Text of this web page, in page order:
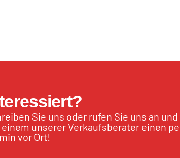
Sie uns oder rufen Sie uns an
unserer Verkaufsberater einen
vor Ort!